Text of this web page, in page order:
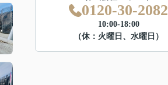
0120-30-2082
10:00-18:00
（休：火曜日、水曜日）